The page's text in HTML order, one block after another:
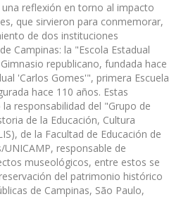
reflexión en torno al impacto
que sirvieron para conmemorar,
de dos instituciones
Campinas: la "Escola Estadual
republicano, fundada hace
'Carlos Gomes'", primera Escuela
hace 110 años. Estas
responsabilidad del "Grupo de
de la Educación, Cultura
de la Facultad de Educación de
responsable de
museológicos, entre estos se
del patrimonio histórico
de Campinas, São Paulo,